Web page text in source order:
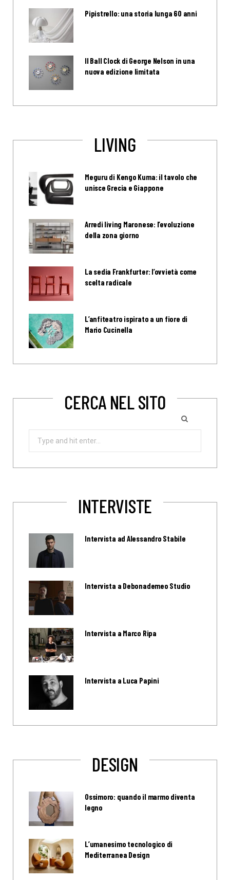
Pipistrello: una storia lunga 60 anni
Il Ball Clock di George Nelson in una
nuova edizione limitata
LIVING
Meguru di Kengo Kuma: il tavolo che
unisce Grecia e Giappone
Arredi living Maronese: l’evoluzione
della zona giorno
La sedia Frankfurter: l’ovvietà come
scelta radicale
L’anfiteatro ispirato a un fiore di
Mario Cucinella
CERCA NEL SITO
INTERVISTE
Intervista ad Alessandro Stabile
Intervista a Debonademeo Studio
Intervista a Marco Ripa
Intervista a Luca Papini
DESIGN
Ossimoro: quando il marmo diventa
legno
L’umanesimo tecnologico di
Mediterranea Design